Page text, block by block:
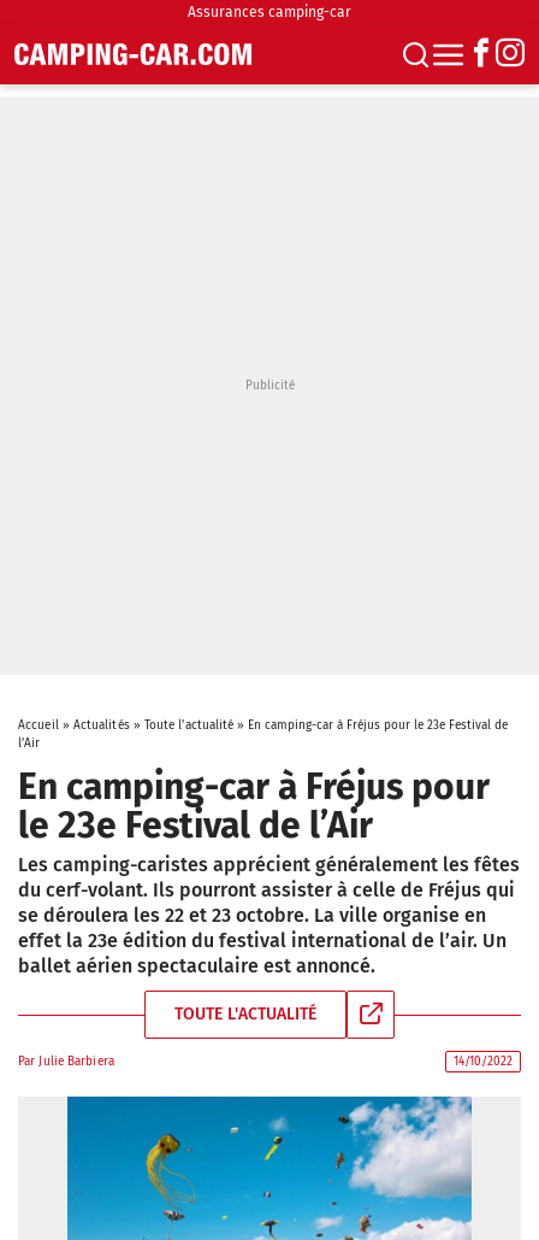
Assurances camping-car
Accueil» Actualités» Toute l'actualité » En camping-car à Fréjus pour le 23e Festival de
l’Air
En camping-car à Fréjus pour
le 23e Festival de l’Air
Les camping-caristes apprécient généralement les fêtes
du cerf-volant. Ils pourront assister à celle de Fréjus qui
se déroulera les 22 et 23 octobre. La ville organise en
effet la 23e édition du festival international de l’air. Un
ballet aérien spectaculaire est annoncé.
TOUTE L'ACTUALITÉ
Par Julie Barbiera 14/10/2022